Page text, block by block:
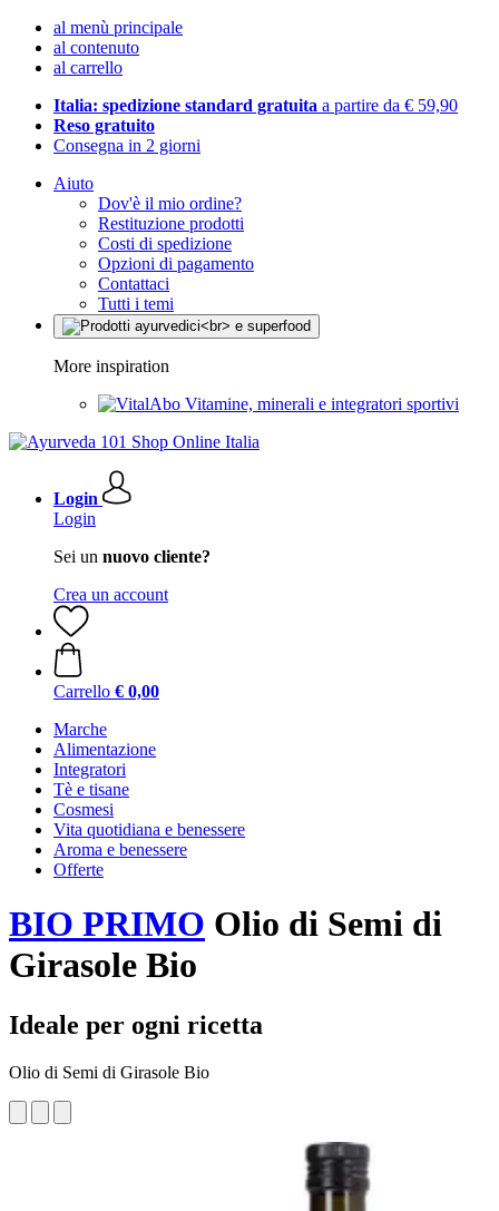
al menù principale
al contenuto
al carrello
Italia: spedizione standard gratuita a partire da € 59,90
Reso gratuito
Consegna in 2 giorni
Aiuto
Dov'è il mio ordine?
Restituzione prodotti
Costi di spedizione
Opzioni di pagamento
Contattaci
Tutti i temi
More inspiration
Vitamine, minerali e integratori sportivi
Login
Login
Sei un nuovo cliente?
Crea un account
Carrello € 0,00
Marche
Alimentazione
Integratori
Tè e tisane
Cosmesi
Vita quotidiana e benessere
Aroma e benessere
Offerte
BIO PRIMO Olio di Semi di
Girasole Bio
Ideale per ogni ricetta
Olio di Semi di Girasole Bio